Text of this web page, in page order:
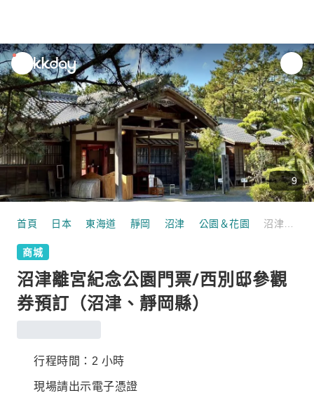
unread
notifications
9
首頁 日本 東海道 靜岡 沼津 公園＆花園
商城
沼津離宮紀念公園門票/西別邸參觀
券預訂（沼津、靜岡縣）
行程時間：2 小時
現場請出示電子憑證